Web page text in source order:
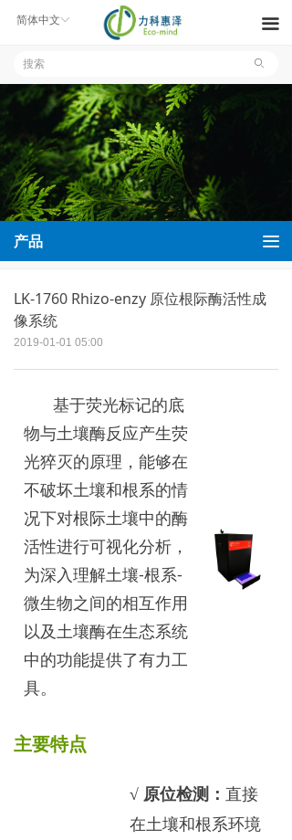
끀
产品中心
解决方案
新闻中心
关于我们
联系我们
文件下载
ꀅ
简体中文
ꄙ
LK-1760 Rhizo-enzy 原位根际酶活性成
像系统
基于荧光标记的底
物与土壤酶反应产生荧
光猝灭的原理，能够在
不破坏土壤和根系的情
况下对根际土壤中的酶
活性进行可视化分析，
为深入理解土壤-根系-
微生物之间的相互作用
以及土壤酶在生态系统
中的功能提供了有力工
具。
主要特点
√ 原位检测： 直接
在土壤和根系环境
2019-01-01 05:00
产品 끀